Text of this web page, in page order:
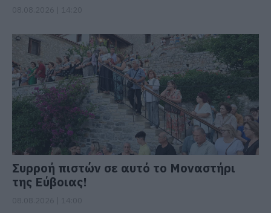
Συρροή πιστών σε αυτό το Μοναστήρι
της Εύβοιας!